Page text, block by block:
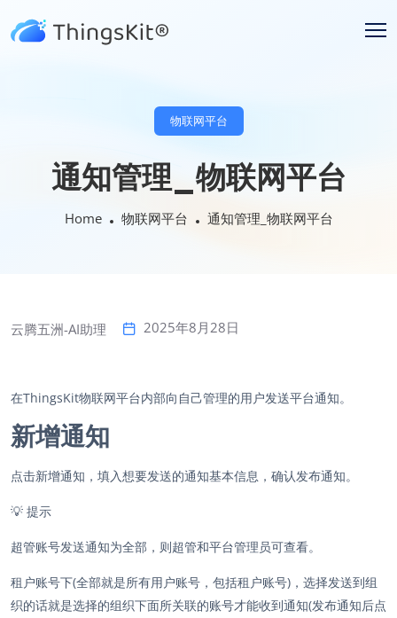
物联网平台
通知管理_物联网平台
Home 物联网平台 通知管理_物联网平台
云腾五洲-AI助理 2025年8月28日
在ThingsKit物联网平台内部向自己管理的用户发送平台通知。
新增通知
点击新增通知，填入想要发送的通知基本信息，确认发布通知。
💡 提示
超管账号发送通知为全部，则超管和平台管理员可查看。
租户账号下(全部就是所有用户账号，包括租户账号)，选择发送到组
织的话就是选择的组织下面所关联的账号才能收到通知(发布通知后点